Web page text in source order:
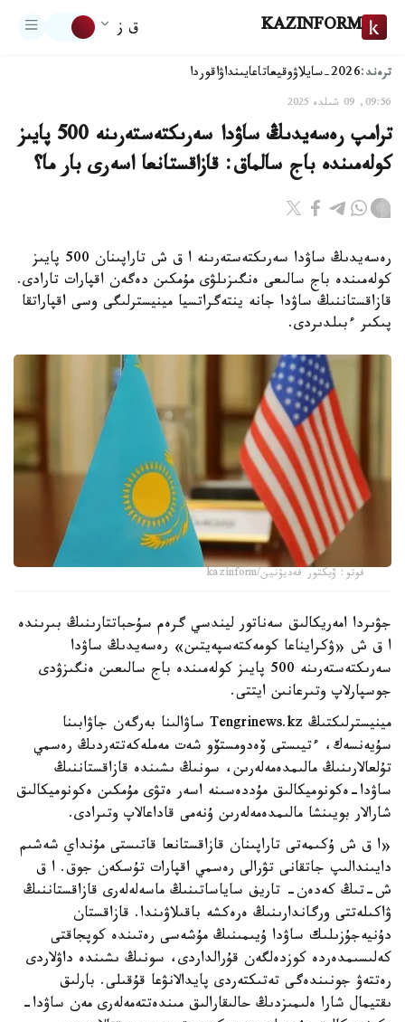
KAZINFORM ق ز
ترەند:2026-سايلاۋ وقيعاتاعايىنداۋاقوردا
09:56, 09 شىلدە 2025
ترامپ رەسەيدىڭ ساۋدا سەرىكتەستەرىنە 500 پايىز
كولەمىندە باج سالماق: قازاقستانعا اسەرى بار ما؟
رەسەيدىڭ ساۋدا سەرىكتەستەرىنە ا ق ش تاراپىنان 500 پايىز
كولەمىندە باج سالىعى ەنگىزىلۋى مۇمكىن دەگەن اقپارات تارادى.
قازاقستاننىڭ ساۋدا جانە ينتەگراتسيا مينيسترلىگى وسى اقپاراتقا
پىكىر ءبىلدىردى.
فوتو: ۆيكتور فەديۋنين/kazinform
جۋىردا امەريكالىق سەناتور ليندسي گرەم سۇحباتتارىنىڭ بىرىندە
ا ق ش «ۋكرايناعا كومەكتەسپەيتىن» رەسەيدىڭ ساۋدا
سەرىكتەستەرىنە 500 پايىز كولەمىندە باج سالىعىن ەنگىزۋدى
جوسپارلاپ وتىرعانىن ايتتى.
مينيسترلىكتىڭ Tengrinews.kz ساۋالىنا بەرگەن جاۋابىنا
سۇيەنسەك، ءتيىستى ۆەدومستۆو شەت مەملەكەتتەردىڭ رەسمي
تۇلعالارىنىڭ مالىمدەمەلەرىن، سونىڭ ىشىندە قازاقستاننىڭ
ساۋدا-ەكونوميكالىق مۇددەسىنە اسەر ەتۋى مۇمكىن ەكونوميكالىق
شارالار بويىنشا مالىمدەمەلەرىن ۇنەمى قاداعالاپ وتىرادى.
«ا ق ش ۇكىمەتى تاراپىنان قازاقستانعا قاتىستى مۇنداي شەشىم
دايىندالىپ جاتقانى تۋرالى رەسمي اقپارات تۇسكەن جوق. ا ق
ش-تىڭ كەدەن- تاريف ساياساتىنىڭ ماسەلەلەرى قازاقستاننىڭ
ۋاكىلەتتى ورگاندارىنىڭ ەرەكشە باقىلاۋىندا. قازاقستان
دۇنيەجۇزىلىك ساۋدا ۇيىمىنىڭ مۇشەسى رەتىندە كوپجاقتى
كەلىسىمدەردە كوزدەلگەن قۇرالداردى، سونىڭ ىشىندە داۋلاردى
رەتتەۋ جونىندەگى تەتىكتەردى پايدالانۋعا قۇقىلى. بارلىق
ىقتيمال شارا ەلىمىزدىڭ حالىقارالىق مىندەتتەمەلەرى مەن ساۋدا-